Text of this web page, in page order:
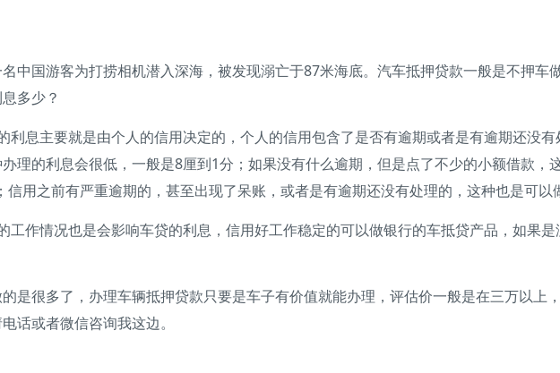
国游客为打捞相机潜入深海，被发现溺亡于87米海底。汽车抵押贷款一般是不押车
多少？
主要就是由个人的信用决定的，个人的信用包含了是否有逾期或者是有逾期还没有
理的利息会很低，一般是8厘到1分；如果没有什么逾期，但是点了不少的小额借款
用之前有严重逾期的，甚至出现了呆账，或者是有逾期还没有处理的，这种也是可以
作情况也是会影响车贷的利息，信用好工作稳定的可以做银行的车抵贷产品，如果
很多了，办理车辆抵押贷款只要是车子有价值就能办理，评估价一般是在三万以上
话或者微信咨询我这边。